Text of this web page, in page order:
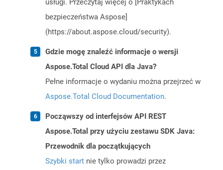
usługi. Przeczytaj więcej o [Praktykach
bezpieczeństwa Aspose]
(https://about.aspose.cloud/security).
Gdzie mogę znaleźć informacje o wersji
Aspose.Total Cloud API dla Java?
Pełne informacje o wydaniu można przejrzeć w
Aspose.Total Cloud Documentation.
Począwszy od interfejsów API REST
Aspose.Total przy użyciu zestawu SDK Java:
Przewodnik dla początkujących
Szybki start nie tylko prowadzi przez